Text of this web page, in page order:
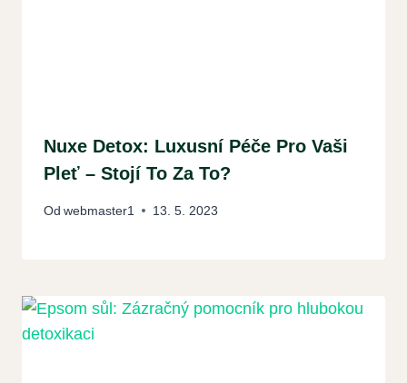
Nuxe Detox: Luxusní Péče Pro Vaši
Pleť – Stojí To Za To?
Od webmaster1 13. 5. 2023